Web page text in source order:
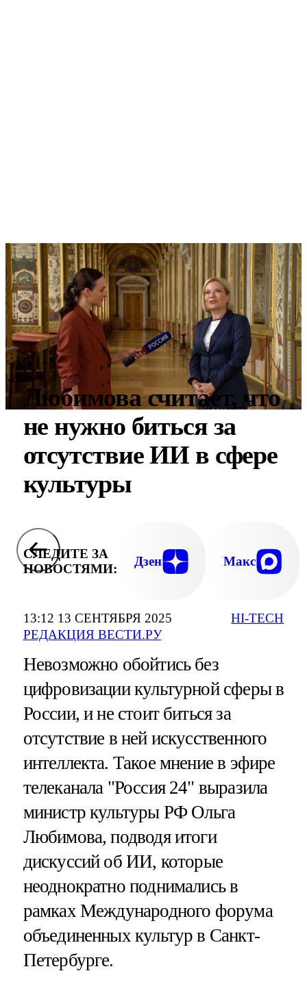
13:12 13 СЕНТЯБРЯ 2025
РЕДАКЦИЯ ВЕСТИ.РУ
HI-TECH
Любимова считает, что
не нужно биться за
отсутствие ИИ в сфере
культуры
СЛЕДИТЕ ЗА
НОВОСТЯМИ:
Дзен Макс
Невозможно обойтись без
цифровизации культурной сферы в
России, и не стоит биться за
отсутствие в ней искусственного
интеллекта. Такое мнение в эфире
телеканала "Россия 24" выразила
министр культуры РФ Ольга
Любимова, подводя итоги
дискуссий об ИИ, которые
неоднократно поднимались в
рамках Международного форума
объединенных культур в Санкт-
Петербурге.